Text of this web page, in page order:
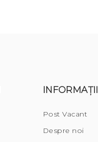
INFORMAŢII
Post Vacant
Despre noi